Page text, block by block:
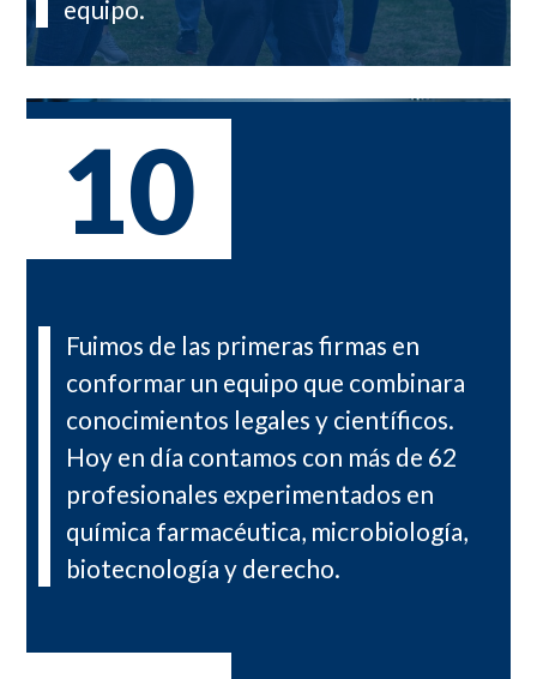
equipo.
10
Fuimos de las primeras firmas en
conformar un equipo que combinara
conocimientos legales y científicos.
Hoy en día contamos con más de 62
profesionales experimentados en
química farmacéutica, microbiología,
biotecnología y derecho.